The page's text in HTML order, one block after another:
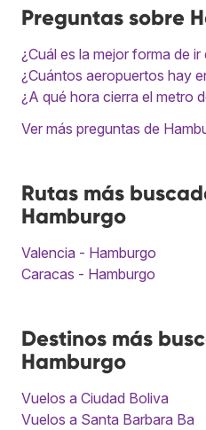
Preguntas sobre
¿Cuál es la mejor forma de
¿Cuántos aeropuertos hay
¿A qué hora cierra el metro
Ver más preguntas de
Rutas más
Hamburgo
Valencia - Hamburgo
Caracas - Hamburgo
Destinos más
Hamburgo
Vuelos a Ciudad Boliva
Vuelos a Santa Barbara Ba